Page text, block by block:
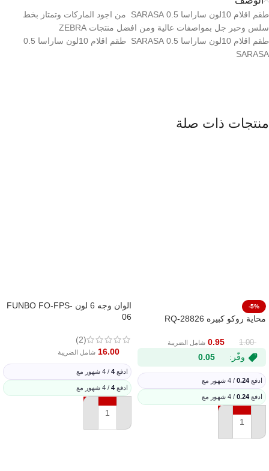
طقم اقلام 10لون ساراسا 0.5 SARASA من اجود الماركات وتمتاز بخط
سلس وحبر جل بمواصفات عالية ومن افضل منتجات ZEBRA
طقم اقلام 10لون ساراسا 0.5 SARASA طقم اقلام 10لون ساراسا 0.5
SARASA
منتجات ذات صلة
-5%
محاية روكو كبيره 28826-RQ
1.00
0.95 شامل الضريبة
وفّر: 0.05
ادفع 0.24 / 4 شهور مع
ادفع 0.24 / 4 شهور مع
إضافة إلى السلة
الوان وجه 6 لون FUNBO FO-FPS-
06
(2)
16.00 شامل الضريبة
ادفع 4 / 4 شهور مع
ادفع 4 / 4 شهور مع
إضافة إلى السلة